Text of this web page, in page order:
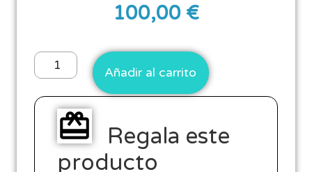
100,00 €
Añadir al carrito
Regala este
producto